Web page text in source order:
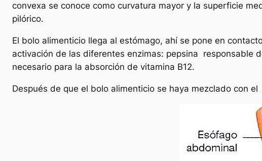
convexa se conoce como curvatura mayor y la superficie
pilórico.
El bolo alimenticio llega al estómago, ahí se pone en
activación de las diferentes enzimas: pepsina responsable
necesario para la absorción de vitamina B12.
Después de que el bolo alimenticio se haya mezclado con